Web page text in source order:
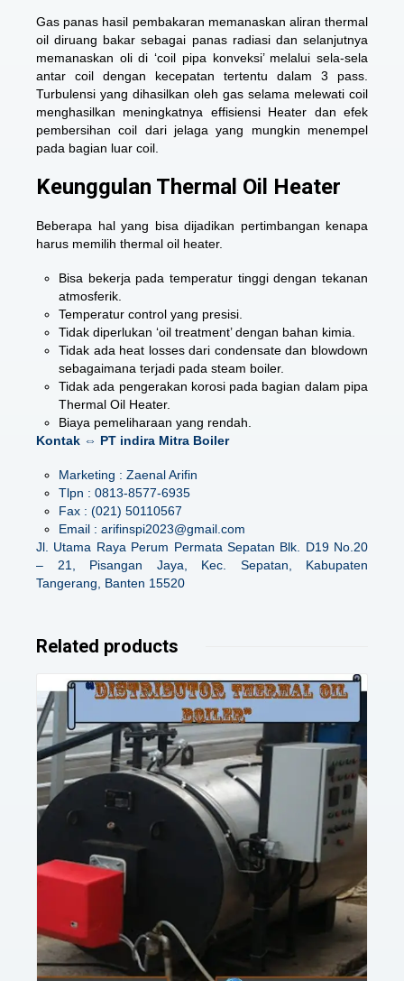
Gas panas hasil pembakaran memanaskan aliran thermal
oil diruang bakar sebagai panas radiasi dan selanjutnya
memanaskan oli di ‘coil pipa konveksi’ melalui sela-sela
antar coil dengan kecepatan tertentu dalam 3 pass.
Turbulensi yang dihasilkan oleh gas selama melewati coil
menghasilkan meningkatnya effisiensi Heater dan efek
pembersihan coil dari jelaga yang mungkin menempel
pada bagian luar coil.
Keunggulan Thermal Oil Heater
Beberapa hal yang bisa dijadikan pertimbangan kenapa
harus memilih thermal oil heater.
Bisa bekerja pada temperatur tinggi dengan tekanan
atmosferik.
Temperatur control yang presisi.
Tidak diperlukan ‘oil treatment’ dengan bahan kimia.
Tidak ada heat losses dari condensate dan blowdown
sebagaimana terjadi pada steam boiler.
Tidak ada pengerakan korosi pada bagian dalam pipa
Thermal Oil Heater.
Biaya pemeliharaan yang rendah.
Kontak ⇔ PT indira Mitra Boiler
Marketing : Zaenal Arifin
Tlpn : 0813-8577-6935
Fax : (021) 50110567
Email : arifinspi2023@gmail.com
Jl. Utama Raya Perum Permata Sepatan Blk. D19 No.20
– 21, Pisangan Jaya, Kec. Sepatan, Kabupaten
Tangerang, Banten 15520
Related products
Details